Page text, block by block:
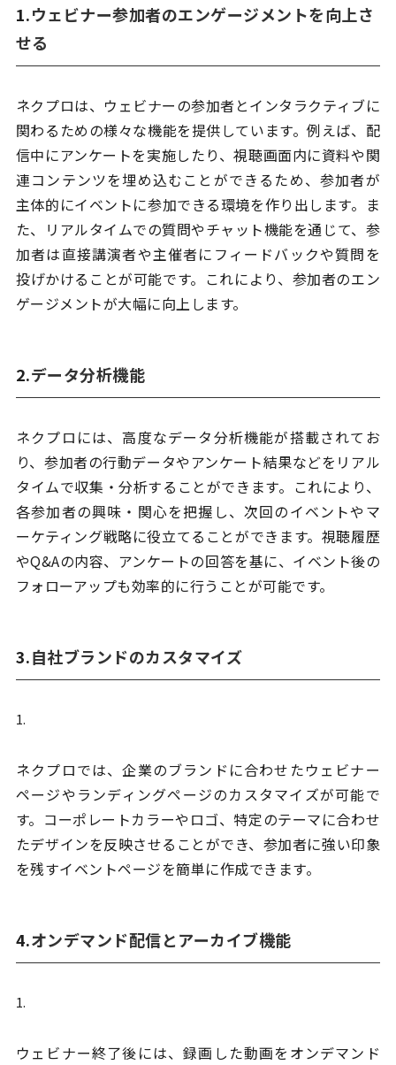
1.ウェビナー参加者のエンゲージメントを向上さ
せる
ネクプロは、ウェビナーの参加者とインタラクティブに
関わるための様々な機能を提供しています。例えば、配
信中にアンケートを実施したり、視聴画面内に資料や関
連コンテンツを埋め込むことができるため、参加者が
主体的にイベントに参加できる環境を作り出します。ま
た、リアルタイムでの質問やチャット機能を通じて、参
加者は直接講演者や主催者にフィードバックや質問を
投げかけることが可能です。これにより、参加者のエン
ゲージメントが大幅に向上します。
2.データ分析機能
ネクプロには、高度なデータ分析機能が搭載されてお
り、参加者の行動データやアンケート結果などをリアル
タイムで収集・分析することができます。これにより、
各参加者の興味・関心を把握し、次回のイベントやマ
ーケティング戦略に役立てることができます。視聴履歴
やQ&Aの内容、アンケートの回答を基に、イベント後の
フォローアップも効率的に行うことが可能です。
3.自社ブランドのカスタマイズ
ネクプロでは、企業のブランドに合わせたウェビナー
ページやランディングページのカスタマイズが可能で
す。コーポレートカラーやロゴ、特定のテーマに合わせ
たデザインを反映させることができ、参加者に強い印象
を残すイベントページを簡単に作成できます。
4.オンデマンド配信とアーカイブ機能
ウェビナー終了後には、録画した動画をオンデマンド